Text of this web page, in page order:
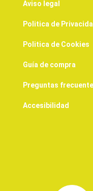
Aviso legal
Politica de
Politica de Cookies
Guía de compra
Preguntas
Accesibilidad